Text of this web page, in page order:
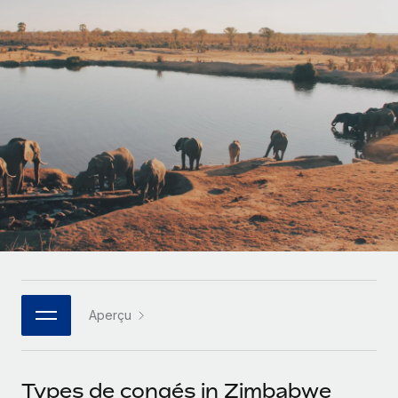
Intégrez et gérez vos freelances partout dans le monde
PEO
Sous-traitez les opérations complexes liées à l’emploi
INFRASTRUCTURE
Intégration Remote
Intégrez vos RH aux flux de travail en toute simplicité
Plateforme
Des fonctions RH clés intégrées pour votre équipe
Connectez n'importe quel outil d’IA à Remote grâce à
notre MCP
Rationalisez vos processus avec des outils essentiels
Examinez notre service par rapport aux autres
Des solutions agiles et internationales pour les RH et la
paie des entreprises en pleine croissance
Entreprises intermédiaires
Développez vos équipes avec des solutions RH sur
mesure
Entreprise
Les RH à l’international pour les grandes entreprises
Partenaires stratégiques de la tech
Calculateur de paiement des freelances
Découvrez les devises disponibles et les vitesses de
paiement pour vos freelances internationaux
APPRENDRE AVEC REMOTE
Recherche et guides
Études de cas
Checklists et modèles
Descriptions de postes
Nederlands
Français
Español
Italiano
Português (Portugal)
日本語
한국어
Connexion
Aperçu
Types de congés in Zimbabwe